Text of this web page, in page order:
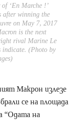
‘En Marche !’
after winning the
on May 7, 2017
is the next
rival Marine Le
indicate. (Photo by
Макрон излезе
се на площада
“Одата на